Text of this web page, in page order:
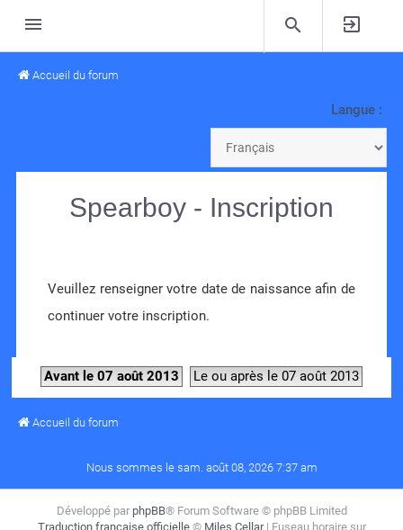
Accueil du forum
Langue :
Spearboy - Inscription
Veuillez renseigner votre date de naissance afin de
continuer votre inscription.
Avant le 07 août 2013 Le ou après le 07 août 2013
Accueil du forum
Nous sommes le sam. août 08, 2026 7:37 am
Développé par phpBB® Forum Software © phpBB Limited
Traduction française officielle© Miles Cellar | Fuseau horaire sur